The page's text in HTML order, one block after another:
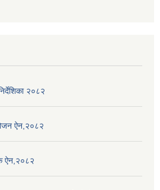
२०८२
ऐन,२०८२
ऐन,२०८२